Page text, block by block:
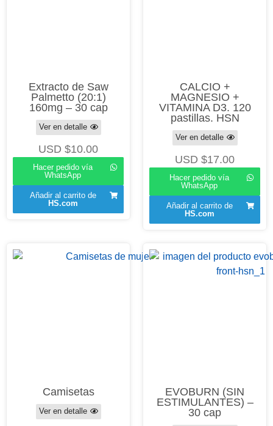
Extracto de Saw
Palmetto (20:1)
160mg – 30 cap
Ver en detalle
USD $10.00
Hacer pedido vía
WhatsApp
Añadir al carrito de
HS.com
CALCIO +
MAGNESIO +
VITAMINA D3. 120
pastillas. HSN
Ver en detalle
USD $17.00
Hacer pedido vía
WhatsApp
Añadir al carrito de
HS.com
Camisetas
Ver en detalle
EVOBURN (SIN
ESTIMULANTES) –
30 cap